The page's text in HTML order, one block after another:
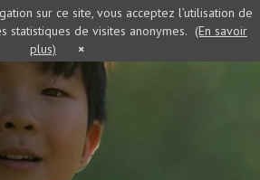
sur ce site, vous acceptez l’utilisation de
statistiques de visites anonymes. (En savoir
plus)
×